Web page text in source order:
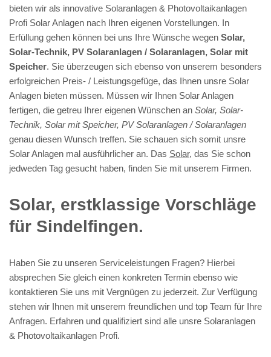
bieten wir als innovative Solaranlagen & Photovoltaikanlagen
Profi Solar Anlagen nach Ihren eigenen Vorstellungen. In
Erfüllung gehen können bei uns Ihre Wünsche wegen Solar,
Solar-Technik, PV Solaranlagen / Solaranlagen, Solar mit
Speicher. Sie überzeugen sich ebenso von unserem besonders
erfolgreichen Preis- / Leistungsgefüge, das Ihnen unsre Solar
Anlagen bieten müssen. Müssen wir Ihnen Solar Anlagen
fertigen, die getreu Ihrer eigenen Wünschen an Solar, Solar-
Technik, Solar mit Speicher, PV Solaranlagen / Solaranlagen
genau diesen Wunsch treffen. Sie schauen sich somit unsre
Solar Anlagen mal ausführlicher an. Das Solar, das Sie schon
jedweden Tag gesucht haben, finden Sie mit unserem Firmen.
Solar, erstklassige Vorschläge
für Sindelfingen.
Haben Sie zu unseren Serviceleistungen Fragen? Hierbei
absprechen Sie gleich einen konkreten Termin ebenso wie
kontaktieren Sie uns mit Vergnügen zu jederzeit. Zur Verfügung
stehen wir Ihnen mit unserem freundlichen und top Team für Ihre
Anfragen. Erfahren und qualifiziert sind alle unsre Solaranlagen
& Photovoltaikanlagen Profi.